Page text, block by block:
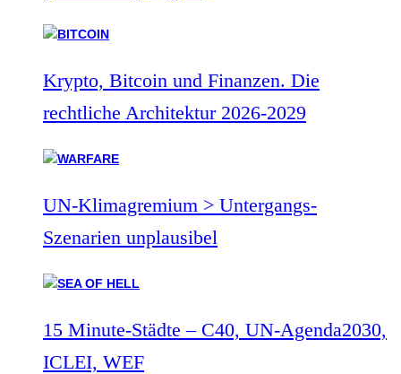
Krypto, Bitcoin und Finanzen. Die
rechtliche Architektur 2026-2029
UN-Klimagremium > Untergangs-
Szenarien unplausibel
15 Minute-Städte – C40, UN-Agenda2030,
ICLEI, WEF